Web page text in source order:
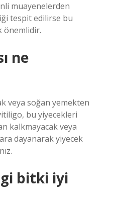
muayenelerden
tespit edilirse bu
önemlidir.
ne
veya soğan yemekten
bu yiyecekleri
kalkmayacak veya
dayanarak yiyecek
bitki iyi